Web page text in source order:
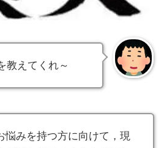
教えてくれ～
悩みを持つ方に向けて，現